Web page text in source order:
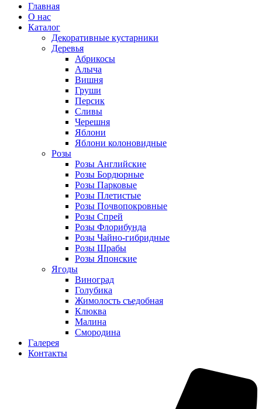
Главная
О нас
Каталог
Декоративные кустарники
Деревья
Абрикосы
Алыча
Вишня
Груши
Персик
Сливы
Черешня
Яблони
Яблони колоновидные
Розы
Розы Английские
Розы Бордюрные
Розы Парковые
Розы Плетистые
Розы Почвопокровные
Розы Спрей
Розы Флорибунда
Розы Чайно-гибридные
Розы Шрабы
Розы Японские
Ягоды
Виноград
Голубика
Жимолость съедобная
Клюква
Малина
Смородина
Галерея
Контакты